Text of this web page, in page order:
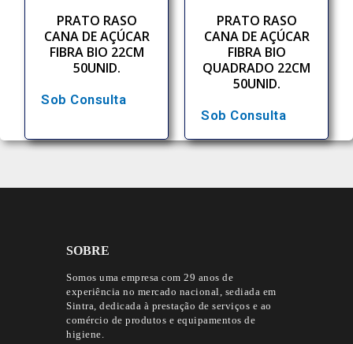
PRATO RASO
CANA DE AÇÚCAR
FIBRA BIO 22CM
50UNID.
Sob Consulta
PRATO RASO
CANA DE AÇÚCAR
FIBRA BIO
QUADRADO 22CM
50UNID.
Sob Consulta
SOBRE
Somos uma empresa com 29 anos de
experiência no mercado nacional, sediada em
Sintra, dedicada à prestação de serviços e ao
comércio de produtos e equipamentos de
higiene.